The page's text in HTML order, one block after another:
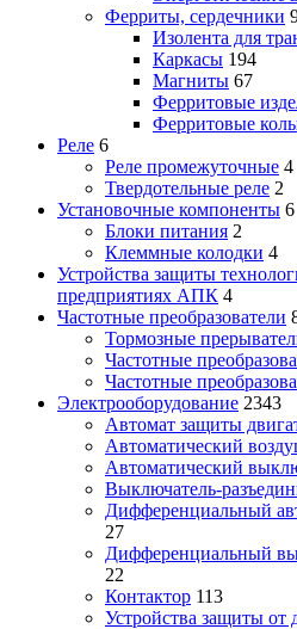
Ферриты, сердечники
Изолента для
Каркасы 194
Магниты 67
Ферритовые
Ферритовые
Реле 6
Реле промежуточные 4
Твердотельные реле 2
Установочные компоненты 6
Блоки питания 2
Клеммные колодки 4
Устройства защиты
предприятиях АПК 4
Частотные преобразователи
Тормозные
Частотные
Частотные
Электрооборудование 2343
Автомат защиты
Автоматический
Автоматический
Выключатель-
Дифференциальный
27
Дифференциальный
22
Контактор 113
Устройства защиты